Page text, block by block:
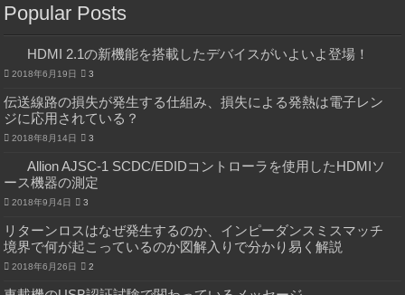
Popular Posts
HDMI 2.1の新機能を搭載したデバイスがいよいよ登場！
2018年6月19日 3
伝送線路の損失が発生する仕組み、損失による発熱は電子レン
ジに応用されている？
2018年8月14日 3
Allion AJSC-1 SCDC/EDIDコントローラを使用したHDMIソ
ース機器の測定
2018年9月4日 3
リターンロスはなぜ発生するのか、インピーダンスミスマッチ
境界で何が起こっているのか図解入りで分かり易く解説
2018年6月26日 2